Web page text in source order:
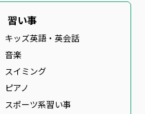
習い事
キッズ英語・英会話
音楽
スイミング
ピアノ
スポーツ系習い事